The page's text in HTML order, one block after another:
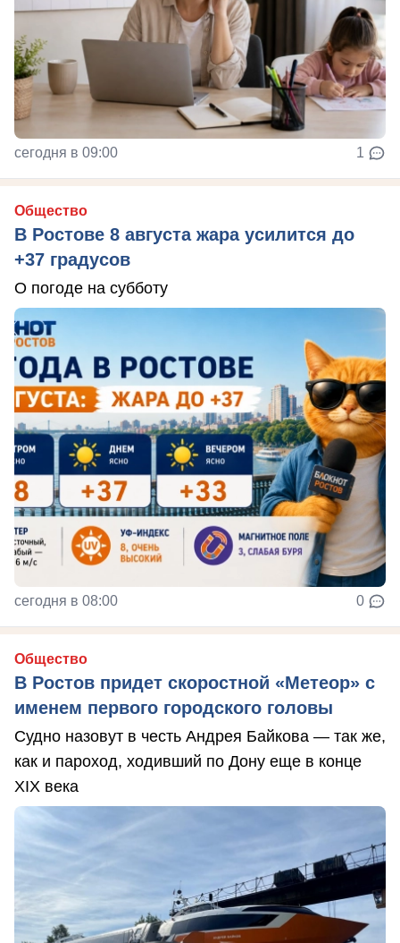
сегодня в 09:00 1
Общество
В Ростове 8 августа жара усилится до
+37 градусов
О погоде на субботу
сегодня в 08:00 0
Общество
В Ростов придет скоростной «Метеор» с
именем первого городского головы
Судно назовут в честь Андрея Байкова — так же,
как и пароход, ходивший по Дону еще в конце
XIX века